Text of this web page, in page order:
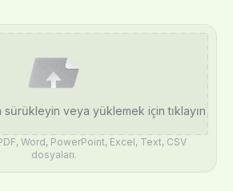
sürükleyin veya yüklemek için tıklayın
Word, PowerPoint, Excel, Text, CSV
dosyaları.